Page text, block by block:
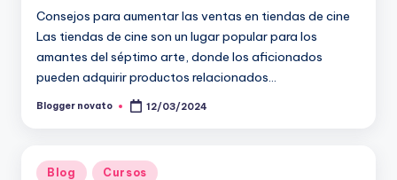
Consejos para aumentar las ventas en tiendas de cine
Las tiendas de cine son un lugar popular para los
amantes del séptimo arte, donde los aficionados
pueden adquirir productos relacionados…
Publicado
Blogger novato 12/03/2024
Publicado
Blog Cursos